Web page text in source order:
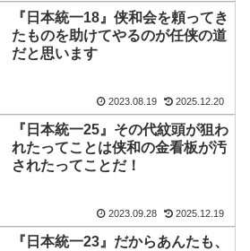
『日本統一18』侠和会を頼ってき
たものを助けてやるのが任侠の道
だと思います
2023.08.19 2025.12.20
『日本統一25』その代紋頭が狙わ
れたってことは侠和の金看板が汚
されたってことだ！
2023.09.28 2025.12.19
『日本統一23』だからあんたも、